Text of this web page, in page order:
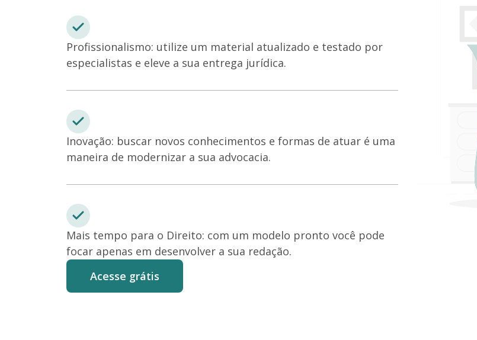
Profissionalismo: utilize um material atualizado e testado por
especialistas e eleve a sua entrega jurídica.
Inovação: buscar novos conhecimentos e formas de atuar é uma
maneira de modernizar a sua advocacia.
Mais tempo para o Direito: com um modelo pronto você pode
focar apenas em desenvolver a sua redação.
Acesse grátis